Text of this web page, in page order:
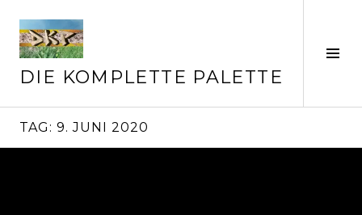
zum
Inhalt
DIE KOMPLETTE PALETTE
TAG: 9. JUNI 2020